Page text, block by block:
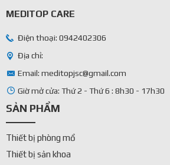
tái tạo các tổ chức bị thương.
Rút ngắn thời gian hiệu quả
các cơn đau mãn tính như: Cổ, lưng….
2.1 Nguyên lý hoạt động của
xung kích
Máy điều trị sóng xung kích
với áp suất khác nhau để phù
MEDITOP CARE
Điện thoại: 0942402306
Địa chỉ:
Email: meditopjsc@gmail.com
Giờ mở cửa: Thứ 2 - Thứ 6 : 8h30 - 17h30
SẢN PHẨM
Thiết bị phòng mổ
Thiết bị sản khoa